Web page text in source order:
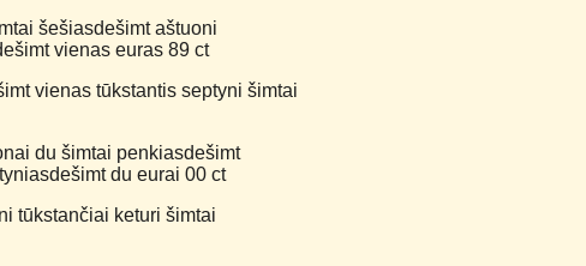
šešiasdešimt aštuoni
vienas euras 89 ct
vienas tūkstantis septyni šimtai
du šimtai penkiasdešimt
du eurai 00 ct
tūkstančiai keturi šimtai